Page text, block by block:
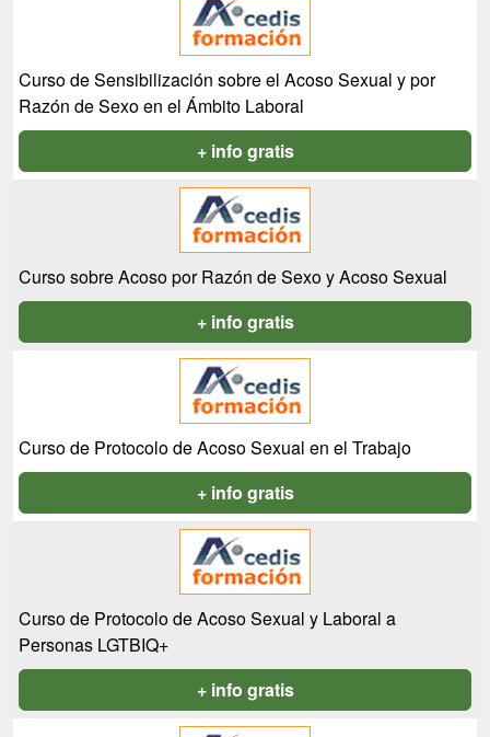
Curso de Sensibilización sobre el Acoso Sexual y por
Razón de Sexo en el Ámbito Laboral
+ info gratis
Curso sobre Acoso por Razón de Sexo y Acoso Sexual
+ info gratis
Curso de Protocolo de Acoso Sexual en el Trabajo
+ info gratis
Curso de Protocolo de Acoso Sexual y Laboral a
Personas LGTBIQ+
+ info gratis